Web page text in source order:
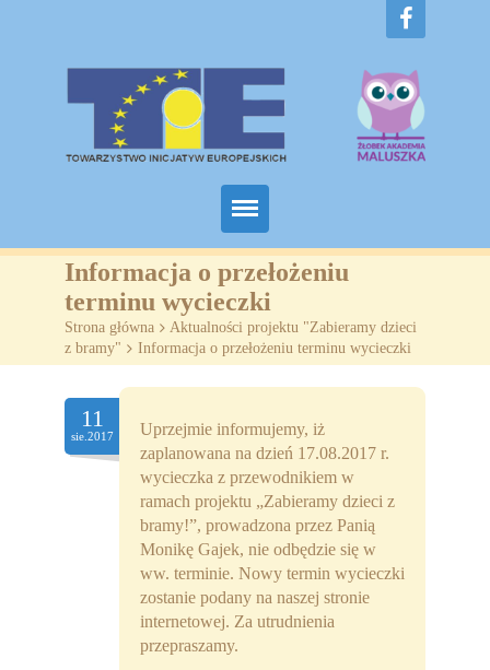
Home
O nas
Projekty
SZKOLENIA
Partnerzy
Współpraca
Sponsorzy
Kontakt
Informacja o przełożeniu
terminu wycieczki
Strona główna > Aktualności projektu "Zabieramy dzieci
z bramy" > Informacja o przełożeniu terminu wycieczki
11
sie.2017
Uprzejmie informujemy, iż
zaplanowana na dzień 17.08.2017 r.
wycieczka z przewodnikiem w
ramach projektu „Zabieramy dzieci z
bramy!”, prowadzona przez Panią
Monikę Gajek, nie odbędzie się w
ww. terminie. Nowy termin wycieczki
zostanie podany na naszej stronie
internetowej. Za utrudnienia
przepraszamy.